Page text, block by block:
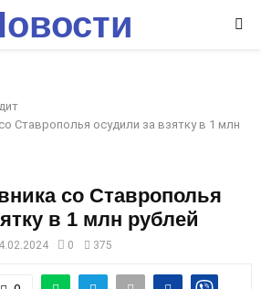
Ставрополья осудили за взятку в 1 млн
со Ставрополья
в 1 млн рублей
0 375